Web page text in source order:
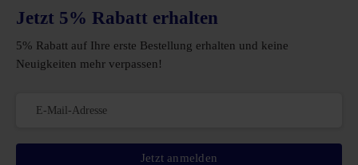
Jetzt 5% Rabatt erhalten
5% Rabatt auf Ihre erste Bestellung erhalten und keine
Neuigkeiten mehr verpassen!
Jetzt anmelden